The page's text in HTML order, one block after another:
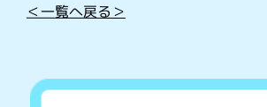
＜一覧へ戻る＞